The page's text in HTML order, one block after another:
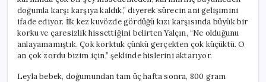
doğumla karşı karşıya kaldık,” diyerek sürecin ani gelişimini
ifade ediyor. İlk kez kuvözde gördüğü kızı karşısında büyük bir
korku ve çaresizlik hissettiğini belirten Yalçın, “Ne olduğunu
anlayamamıştık. Çok korktuk çünkü gerçekten çok küçüktü. O
an çok zordu bizim için,” şeklinde hislerini aktarıyor.
Leyla bebek, doğumundan tam üç hafta sonra, 800 gram